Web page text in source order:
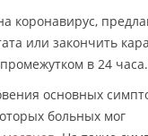
коронавирус,
или закончить
в 24 часа.
основных
больных мог